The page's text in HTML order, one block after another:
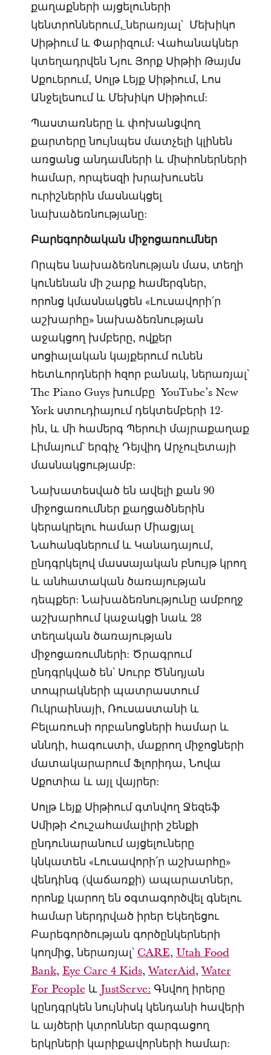
քաղաքների այցելուների
կենտրոններում, ներառյալ՝ Մեխիկո
Սիթիում և Փարիզում: Վահանակներ
կտեղադրվեն Նյու Յորք Սիթիի Թայմս
Սքուերում, Սոլթ Լեյք Սիթիում, Լոս
Անջելեսում և Մեխիկո Սիթիում:
Պաստառները և փոխանցվող
քարտերը նույնպես մատչելի կլինեն
առցանց անդամների և միսիոներների
համար, որպեսզի խրախուսեն
ուրիշներին մասնակցել
նախաձեռնությանը:
Բարեգործական միջոցառումներ
Որպես նախաձեռնության մաս, տեղի
կունենան մի շարք համերգներ,
որոնց կմասնակցեն «Լուսավորի՛ր
աշխարհը» նախաձեռնության
աջակցող խմբերը, ովքեր
սոցիալական կայքերում ունեն
հետևորդների հզոր բանակ, ներառյալ՝
The Piano Guys խումբը YouTube’s New
York ստուդիայում դեկտեմբերի 12-
ին, և մի համերգ Պերուի մայրաքաղաք
Լիմայում՝ երգիչ Դեյվիդ Արչուլետայի
մասնակցությամբ:
Նախատեսված են ավելի քան 90
միջոցառումներ քաղցածներին
կերակրելու համար Միացյալ
Նահանգներում և Կանադայում,
ընդգրկելով մասսայական բնույթ կրող
և անհատական ծառայության
դեպքեր: Նախաձեռնությունը ամբողջ
աշխարհում կաջակցի նաև 28
տեղական ծառայության
միջոցառումների: Ծրագրում
ընդգրկված են՝ Սուրբ Ծննդյան
տոպրակների պատրաստում
Ուկրաինայի, Ռուսաստանի և
Բելառուսի որբանոցների համար և
սննդի, հագուստի, մաքրող միջոցների
մատակարարում Ֆլորիդա, Նովա
Սքոտիա և այլ վայրեր:
Սոլթ Լեյք Սիթիում գտնվող Ջեզեֆ
Սմիթի Հուշահամալիրի շենքի
ընդունարանում այցելուները
կնկատեն «Լուսավորի՛ր աշխարհը»
վենդինգ (վաճառքի) ապարատներ,
որոնք կարող են օգտագործվել գնելու
համար ներդրված իրեր Եկեղեցու
Բարեգործության գործընկերների
կողմից, ներառյալ՝CARE,Utah Food
Bank,Eye Care 4 Kids,WaterAid,Water
For Peopleև JustServe:Գնվող իրերը
կընդգրկեն նույնիսկ կենդանի հավերի
և այծերի կտրոններ զարգացող
երկրների կարիքավորների համար: